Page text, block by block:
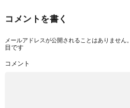
コメントを書く
メールアドレスが公開されることはありません。
目です
コメント